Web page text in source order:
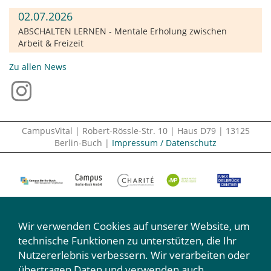
02.07.2026
ABSCHALTEN LERNEN - Mentale Erholung zwischen
Arbeit & Freizeit
Zu allen News
CampusVital | Robert-Rössle-Str. 10 | Haus D79 | 13125
Berlin-Buch | Impressum / Datenschutz
Wir machen mit:
Wir verwenden Cookies auf unserer Website, um
technische Funktionen zu unterstützen, die Ihr
Nutzererlebnis verbessern. Wir verarbeiten oder